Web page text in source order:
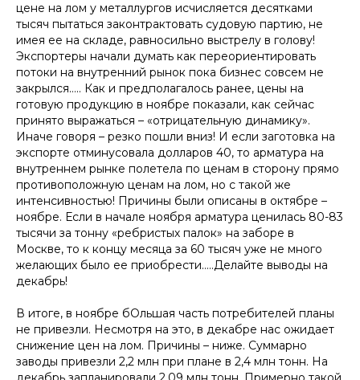
цене на лом у металлургов исчисляется десятками
тысяч пытаться законтрактовать судовую партию, не
имея ее на складе, равносильно выстрелу в голову!
Экспортеры начали думать как переориентировать
потоки на внутренний рынок пока бизнес совсем не
закрылся….. Как и предполагалось ранее, цены на
готовую продукцию в ноябре показали, как сейчас
принято выражаться – «отрицательную динамику».
Иначе говоря – резко пошли вниз! И если заготовка на
экспорте отминусовала долларов 40, то арматура на
внутреннем рынке полетела по ценам в сторону прямо
противоположную ценам на лом, но с такой же
интенсивностью! Причины были описаны в октябре –
ноябре. Если в начале ноября арматура ценилась 80-83
тысячи за тонну «ребристых палок» на заборе в
Москве, то к концу месяца за 60 тысяч уже не много
желающих было ее приобрести…..Делайте выводы на
декабрь!
В итоге, в ноябре бОльшая часть потребителей планы
не привезли. Несмотря на это, в декабре нас ожидает
снижение цен на лом. Причины – ниже. Суммарно
заводы привезли 2,2 млн при плане в 2,4 млн тонн. На